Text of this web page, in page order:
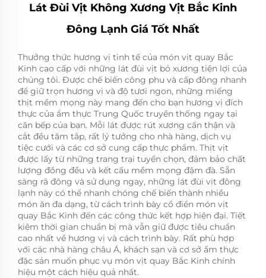
Lát Đùi Vịt Không Xương Vịt Bắc Kinh
Đông Lạnh Giá Tốt Nhất
Thưởng thức hương vị tinh tế của món vịt quay Bắc
Kinh cao cấp với những lát đùi vịt bỏ xương tiện lợi của
chúng tôi. Được chế biến công phu và cấp đông nhanh
để giữ trọn hương vị và độ tươi ngon, những miếng
thịt mềm mọng này mang đến cho bạn hương vị đích
thực của ẩm thực Trung Quốc truyền thống ngay tại
căn bếp của bạn. Mỗi lát được rút xương cẩn thận và
cắt đều tăm tắp, rất lý tưởng cho nhà hàng, dịch vụ
tiệc cưới và các cơ sở cung cấp thực phẩm. Thịt vịt
được lấy từ những trang trại tuyển chọn, đảm bảo chất
lượng đồng đều và kết cấu mềm mọng đậm đà. Sẵn
sàng rã đông và sử dụng ngay, những lát đùi vịt đông
lạnh này có thể nhanh chóng chế biến thành nhiều
món ăn đa dạng, từ cách trình bày cổ điển món vịt
quay Bắc Kinh đến các công thức kết hợp hiện đại. Tiết
kiệm thời gian chuẩn bị mà vẫn giữ được tiêu chuẩn
cao nhất về hương vị và cách trình bày. Rất phù hợp
với các nhà hàng châu Á, khách sạn và cơ sở ẩm thực
đặc sản muốn phục vụ món vịt quay Bắc Kinh chính
hiệu một cách hiệu quả nhất.